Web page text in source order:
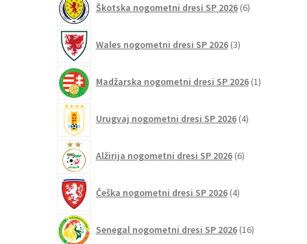
Škotska nogometni dresi SP 2026 6izdelkov
Wales nogometni dresi SP 2026 3izdelki
Madžarska nogometni dresi SP 2026 1izdelek
Urugvaj nogometni dresi SP 2026 4izdelki
Alžirija nogometni dresi SP 2026 6izdelkov
Češka nogometni dresi SP 2026 4izdelki
Senegal nogometni dresi SP 2026 16izdelkov